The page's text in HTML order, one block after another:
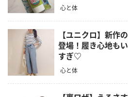
心と体
【ユニクロ】新作
登場！履き心地も
すぎ♡
心と体